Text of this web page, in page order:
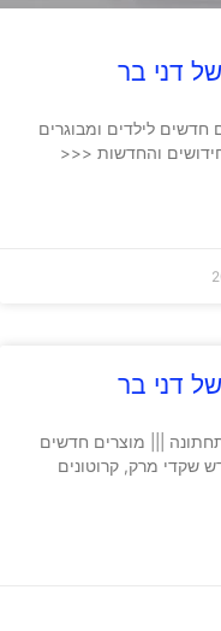
דני בר
חדשים לילדים ומבוגרים
והחדשות <<<
דני בר
||| מוצרים חדשים
שקדי מרק, קרוטונים